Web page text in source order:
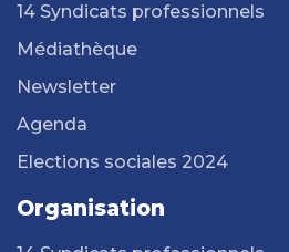
14 Syndicats professionnels
Médiathèque
Newsletter
Agenda
Elections sociales 2024
Organisation